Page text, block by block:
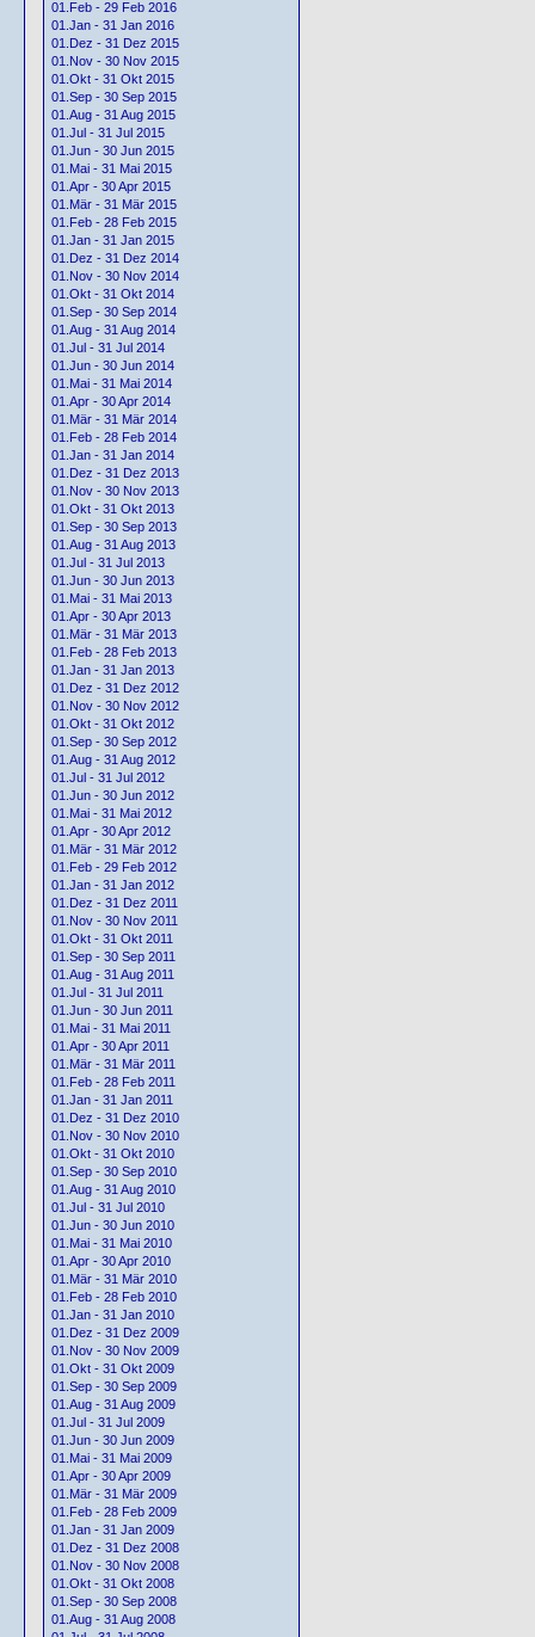
01.Feb - 29 Feb 2016
01.Jan - 31 Jan 2016
01.Dez - 31 Dez 2015
01.Nov - 30 Nov 2015
01.Okt - 31 Okt 2015
01.Sep - 30 Sep 2015
01.Aug - 31 Aug 2015
01.Jul - 31 Jul 2015
01.Jun - 30 Jun 2015
01.Mai - 31 Mai 2015
01.Apr - 30 Apr 2015
01.Mär - 31 Mär 2015
01.Feb - 28 Feb 2015
01.Jan - 31 Jan 2015
01.Dez - 31 Dez 2014
01.Nov - 30 Nov 2014
01.Okt - 31 Okt 2014
01.Sep - 30 Sep 2014
01.Aug - 31 Aug 2014
01.Jul - 31 Jul 2014
01.Jun - 30 Jun 2014
01.Mai - 31 Mai 2014
01.Apr - 30 Apr 2014
01.Mär - 31 Mär 2014
01.Feb - 28 Feb 2014
01.Jan - 31 Jan 2014
01.Dez - 31 Dez 2013
01.Nov - 30 Nov 2013
01.Okt - 31 Okt 2013
01.Sep - 30 Sep 2013
01.Aug - 31 Aug 2013
01.Jul - 31 Jul 2013
01.Jun - 30 Jun 2013
01.Mai - 31 Mai 2013
01.Apr - 30 Apr 2013
01.Mär - 31 Mär 2013
01.Feb - 28 Feb 2013
01.Jan - 31 Jan 2013
01.Dez - 31 Dez 2012
01.Nov - 30 Nov 2012
01.Okt - 31 Okt 2012
01.Sep - 30 Sep 2012
01.Aug - 31 Aug 2012
01.Jul - 31 Jul 2012
01.Jun - 30 Jun 2012
01.Mai - 31 Mai 2012
01.Apr - 30 Apr 2012
01.Mär - 31 Mär 2012
01.Feb - 29 Feb 2012
01.Jan - 31 Jan 2012
01.Dez - 31 Dez 2011
01.Nov - 30 Nov 2011
01.Okt - 31 Okt 2011
01.Sep - 30 Sep 2011
01.Aug - 31 Aug 2011
01.Jul - 31 Jul 2011
01.Jun - 30 Jun 2011
01.Mai - 31 Mai 2011
01.Apr - 30 Apr 2011
01.Mär - 31 Mär 2011
01.Feb - 28 Feb 2011
01.Jan - 31 Jan 2011
01.Dez - 31 Dez 2010
01.Nov - 30 Nov 2010
01.Okt - 31 Okt 2010
01.Sep - 30 Sep 2010
01.Aug - 31 Aug 2010
01.Jul - 31 Jul 2010
01.Jun - 30 Jun 2010
01.Mai - 31 Mai 2010
01.Apr - 30 Apr 2010
01.Mär - 31 Mär 2010
01.Feb - 28 Feb 2010
01.Jan - 31 Jan 2010
01.Dez - 31 Dez 2009
01.Nov - 30 Nov 2009
01.Okt - 31 Okt 2009
01.Sep - 30 Sep 2009
01.Aug - 31 Aug 2009
01.Jul - 31 Jul 2009
01.Jun - 30 Jun 2009
01.Mai - 31 Mai 2009
01.Apr - 30 Apr 2009
01.Mär - 31 Mär 2009
01.Feb - 28 Feb 2009
01.Jan - 31 Jan 2009
01.Dez - 31 Dez 2008
01.Nov - 30 Nov 2008
01.Okt - 31 Okt 2008
01.Sep - 30 Sep 2008
01.Aug - 31 Aug 2008